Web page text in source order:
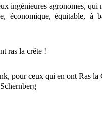
ingénieures agronomes,
économique, équitable, à
ras la crête !
pour ceux qui en ont Ras la